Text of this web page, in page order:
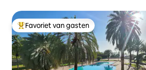
Topfavoriet van gasten
Favoriet van gasten